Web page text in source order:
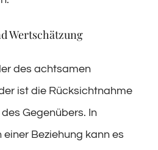
Wertschätzung
des achtsamen
ist die Rücksichtnahme
Gegenübers. In
Beziehung kann es